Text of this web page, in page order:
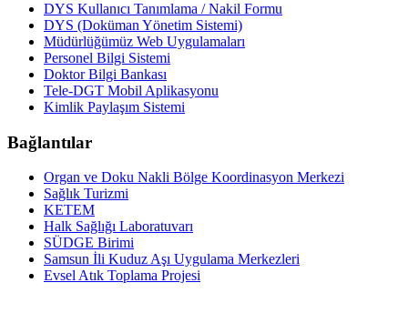
DYS Kullanıcı Tanımlama / Nakil Formu
DYS (Doküman Yönetim Sistemi)
Müdürlüğümüz Web Uygulamaları
Personel Bilgi Sistemi
Doktor Bilgi Bankası
Tele-DGT Mobil Aplikasyonu
Kimlik Paylaşım Sistemi
Bağlantılar
Organ ve Doku Nakli Bölge Koordinasyon Merkezi
Sağlık Turizmi
KETEM
Halk Sağlığı Laboratuvarı
SÜDGE Birimi
Samsun İli Kuduz Aşı Uygulama Merkezleri
Evsel Atık Toplama Projesi